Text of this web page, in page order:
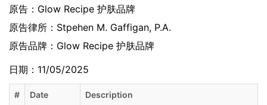
原告： Glow Recipe 护肤品牌
原告律所：Stpehen M. Gaffigan, P.A.
原告品牌： Glow Recipe 护肤品牌
日期：11/05/2025
# Date Description